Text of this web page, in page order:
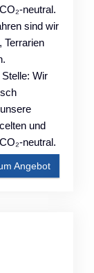
neutral.
sind wir
Terrarien
Wir
und
neutral.
Angebot